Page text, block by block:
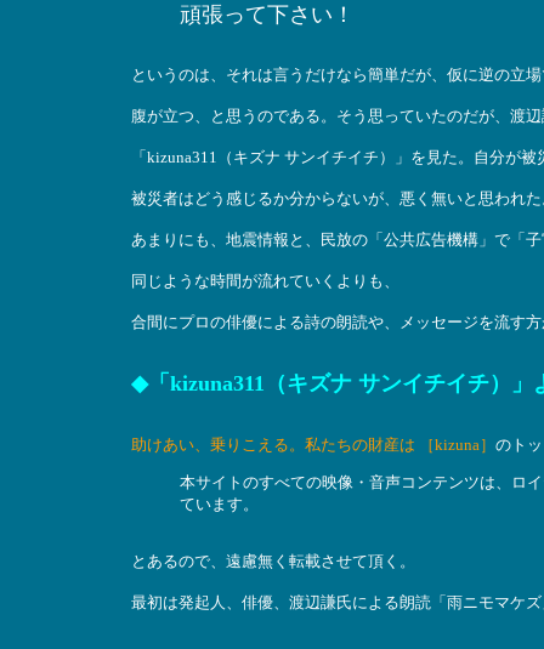
頑張って下さい！
というのは、それは言うだけなら簡単だが、仮に逆の立
腹が立つ、と思うのである。そう思っていたのだが、渡
「kizuna311（キズナ サンイチイチ）」を見た。自分が
被災者はどう感じるか分からないが、悪く無いと思われた
あまりにも、地震情報と、民放の「公共広告機構」で「
同じような時間が流れていくよりも、
合間にプロの俳優による詩の朗読や、メッセージを流す
◆「kizuna311（キズナ サンイチイチ）」
助けあい、乗りこえる。私たちの財産は ［kizuna］ のト
本サイトのすべての映像・音声コンテンツは、ロ
ています。
とあるので、遠慮無く転載させて頂く。
最初は発起人、俳優、渡辺謙氏による朗読「雨ニモマケ